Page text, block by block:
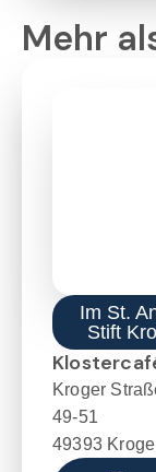
Mehr
Im St.
Stift
Kroger
49-51
49393 Kroge